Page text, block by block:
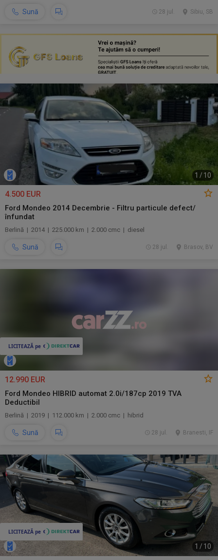
Sună Sibiu, SB
28 jul.
1 / 10
4.500 EUR
Ford Mondeo 2014 Decembrie - Filtru particule defect/
înfundat
Berlină | 2014 | 225.000 km | 2.000 cmc | diesel
Sună Brasov, BV
28 jul.
12.990 EUR
Ford Mondeo HIBRID automat 2.0i/187cp 2019 TVA
Deductibil
Berlină | 2019 | 112.000 km | 2.000 cmc | hibrid
Sună Branesti, IF
28 jul.
1 / 10